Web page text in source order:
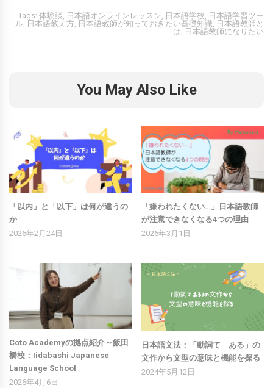
Tags: 体験談 日本語オンラインレッスン 日本語学校
日本語学習ツー
ル 日本語教え方 日本語教師が知っておきたい基礎知識
日本語教師と
は
日本語教師になりたい
You May Also Like
「以内」と「以下」は何が違うの
か
2026年2月24日
「嫌われたくない…」日本語教師
が注意できなくなる4つの理由
2026年3月1日
Coto Academyの拠点紹介～飯田
橋校：Iidabashi Japanese
Language School
2026年4月6日
日本語文法：「動詞て ある」の
文作から文型の意味と機能を探る
2024年5月12日